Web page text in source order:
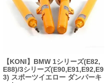
【KONI】BMW 1シリーズ(E82,
E88)/3シリーズ(E90,E91,E92,E9
3) スポーツイエロー ダンパーキ